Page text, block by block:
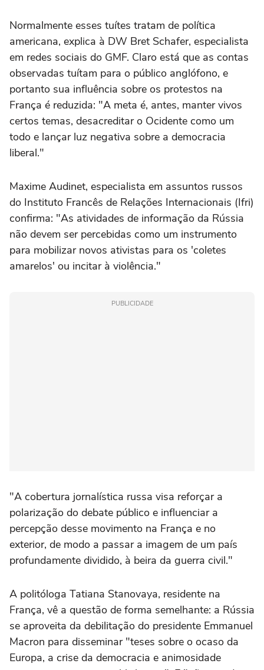
Normalmente esses tuítes tratam de política
americana, explica à DW Bret Schafer, especialista
em redes sociais do GMF. Claro está que as contas
observadas tuítam para o público anglófono, e
portanto sua influência sobre os protestos na
França é reduzida: "A meta é, antes, manter vivos
certos temas, desacreditar o Ocidente como um
todo e lançar luz negativa sobre a democracia
liberal."
Maxime Audinet, especialista em assuntos russos
do Instituto Francês de Relações Internacionais (Ifri)
confirma: "As atividades de informação da Rússia
não devem ser percebidas como um instrumento
para mobilizar novos ativistas para os 'coletes
amarelos' ou incitar à violência."
PUBLICIDADE
"A cobertura jornalística russa visa reforçar a
polarização do debate público e influenciar a
percepção desse movimento na França e no
exterior, de modo a passar a imagem de um país
profundamente dividido, à beira da guerra civil."
A politóloga Tatiana Stanovaya, residente na
França, vê a questão de forma semelhante: a Rússia
se aproveita da debilitação do presidente Emmanuel
Macron para disseminar "teses sobre o ocaso da
Europa, a crise da democracia e animosidade